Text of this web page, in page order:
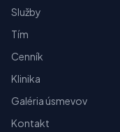
Služby
Tím
Cenník
Klinika
Galéria úsmevov
Kontakt